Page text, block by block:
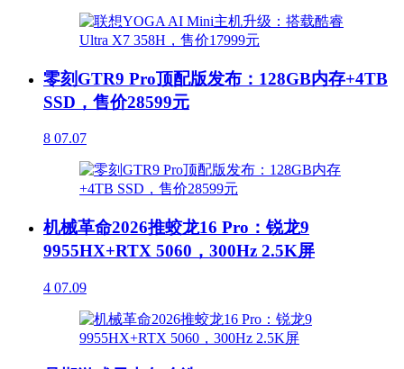
零刻GTR9 Pro顶配版发布：128GB内存+4TB
SSD，售价28599元
8 07.07
机械革命2026推蛟龙16 Pro：锐龙9
9955HX+RTX 5060，300Hz 2.5K屏
4 07.09